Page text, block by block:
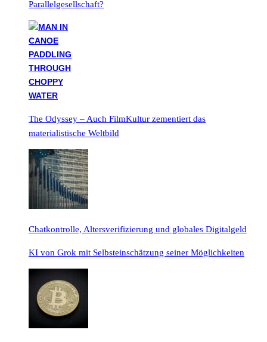
Parallelgesellschaft?
The Odyssey – Auch FilmKultur zementiert das
materialistische Weltbild
Chatkontrolle, Altersverifizierung und globales Digitalgeld
KI von Grok mit Selbsteinschätzung seiner Möglichkeiten